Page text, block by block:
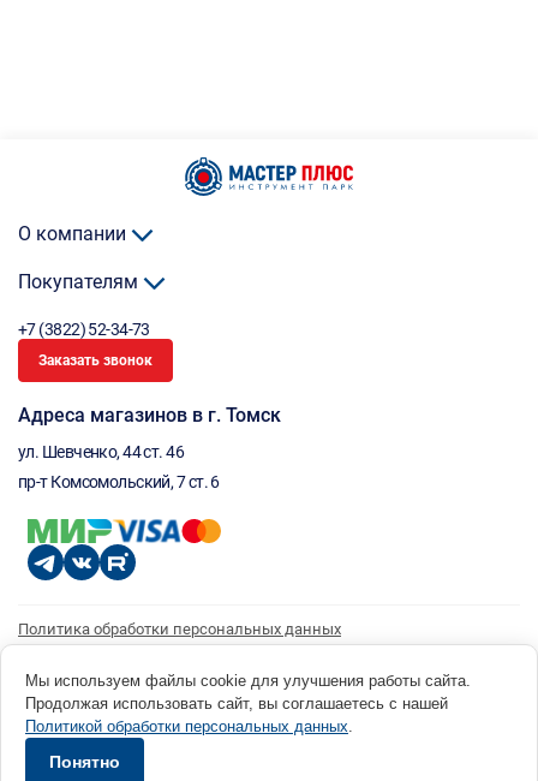
О компании
Покупателям
+7 (3822) 52-34-73
Заказать звонок
Адреса магазинов в г. Томск
ул. Шевченко, 44 ст. 46
пр-т Комсомольский, 7 ст. 6
Политика обработки персональных данных
Согласие на получение рассылки
© 1996 - 2026 инструмент парк «Мастер Плюс» Россия, г. Томск, ул. Шевченко, 44 ст. 46, (3822) 52-34-
73 okp@masterplus.tomsk.ru ИП Брусницын Д.Н. ИНН 701700002741
Мы используем файлы cookie для улучшения работы сайта.
Продолжая использовать сайт, вы соглашаетесь с нашей
Политикой обработки персональных данных.
Понятно